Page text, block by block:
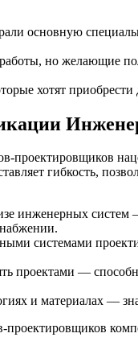
основную
но желающие
хотят
гибкость,
инженерных
системами
проектами —
и материалах —